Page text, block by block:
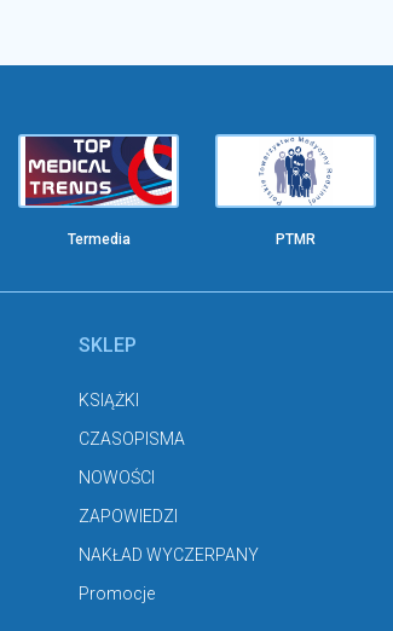
Termedia PTMR
SKLEP
KSIĄŻKI
CZASOPISMA
NOWOŚCI
ZAPOWIEDZI
NAKŁAD WYCZERPANY
Promocje